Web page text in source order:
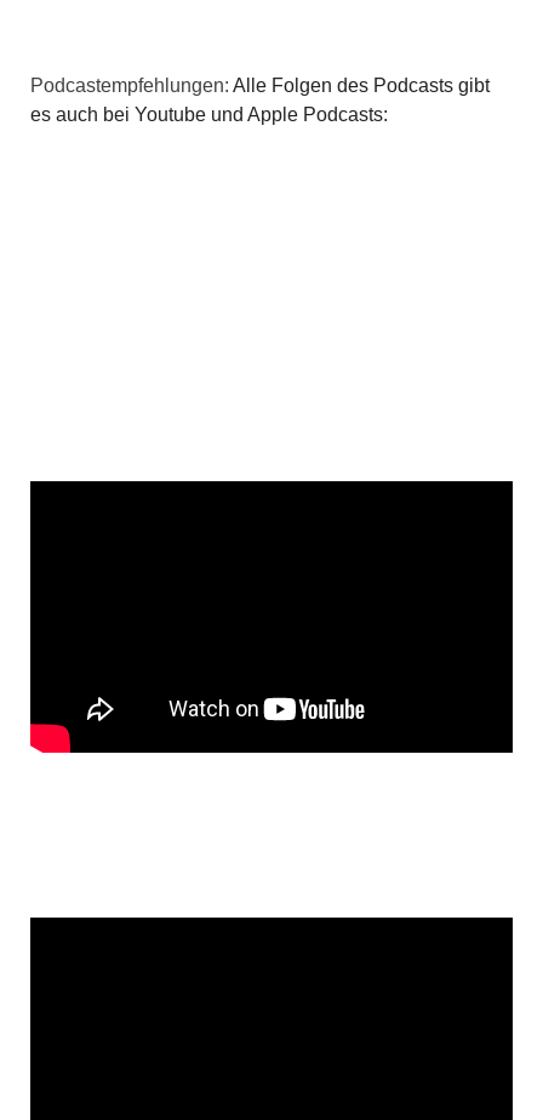
Podcastempfehlungen: Alle Folgen des Podcasts gibt
es auch bei Youtube und Apple Podcasts: